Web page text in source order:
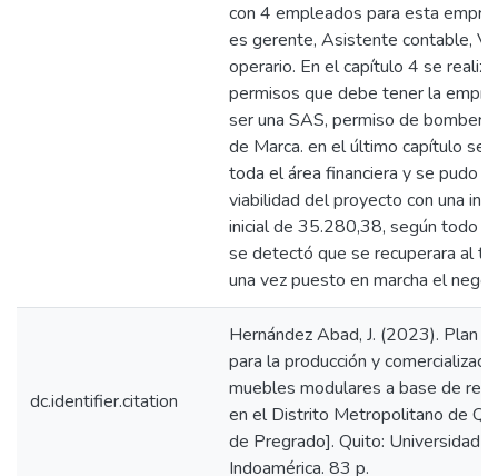
con 4 empleados para esta
es gerente, Asistente contable,
operario. En el capítulo 4 se
permisos que debe tener la
ser una SAS, permiso de
de Marca. en el último capítulo se
toda el área financiera y se pudo
viabilidad del proyecto con una
inicial de 35.280,38, según todo
se detectó que se recuperara al
una vez puesto en marcha el
dc.identifier.citation
Hernández Abad, J. (2023). Plan
para la producción y
muebles modulares a base de
en el Distrito Metropolitano de
de Pregrado]. Quito: Universidad
Indoamérica. 83 p.